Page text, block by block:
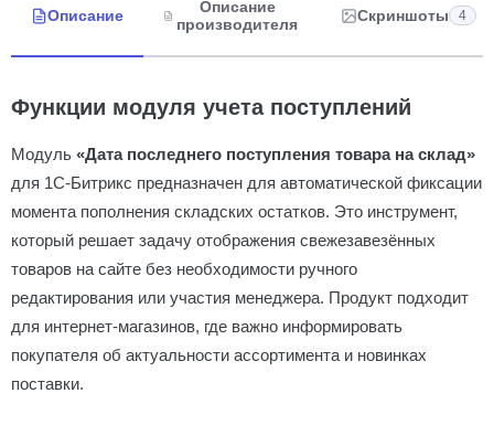
Описание
Описание
производителя
Скриншоты 4
Функции модуля учета поступлений
Модуль «Дата последнего поступления товара на склад»
для 1С-Битрикс предназначен для автоматической фиксации
момента пополнения складских остатков. Это инструмент,
который решает задачу отображения свежезавезённых
товаров на сайте без необходимости ручного
редактирования или участия менеджера. Продукт подходит
для интернет-магазинов, где важно информировать
покупателя об актуальности ассортимента и новинках
поставки.